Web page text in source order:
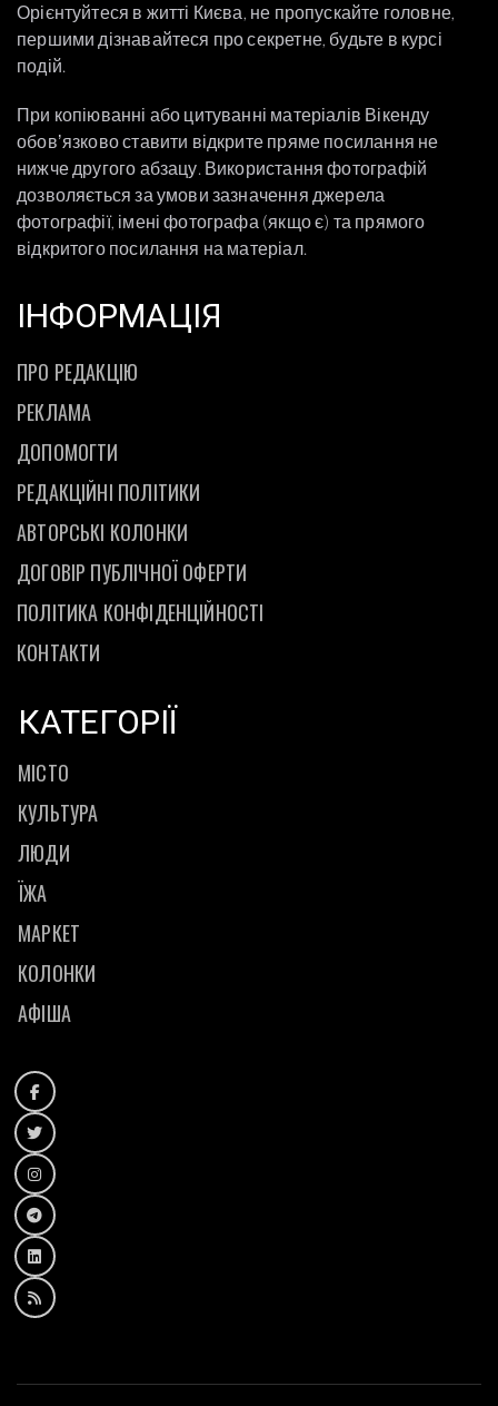
Орієнтуйтеся в житті Києва, не пропускайте головне,
першими дізнавайтеся про секретне, будьте в курсі
подій.
При копіюванні або цитуванні матеріалів Вікенду
обовʼязково ставити відкрите пряме посилання не
нижче другого абзацу. Використання фотографій
дозволяється за умови зазначення джерела
фотографії, імені фотографа (якщо є) та прямого
відкритого посилання на матеріал.
ІНФОРМАЦІЯ
ПРО РЕДАКЦІЮ
РЕКЛАМА
ДОПОМОГТИ
РЕДАКЦІЙНІ ПОЛІТИКИ
АВТОРСЬКІ КОЛОНКИ
ДОГОВІР ПУБЛІЧНОЇ ОФЕРТИ
ПОЛІТИКА КОНФІДЕНЦІЙНОСТІ
КОНТАКТИ
КАТЕГОРІЇ
МІСТО
КУЛЬТУРА
ЛЮДИ
ЇЖА
МАРКЕТ
КОЛОНКИ
АФІША